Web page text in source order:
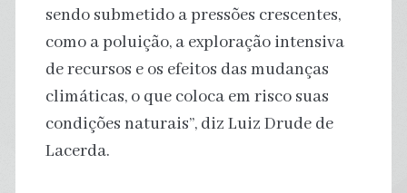
sendo submetido a pressões crescentes,
como a poluição, a exploração intensiva
de recursos e os efeitos das mudanças
climáticas, o que coloca em risco suas
condições naturais”, diz Luiz Drude de
Lacerda.